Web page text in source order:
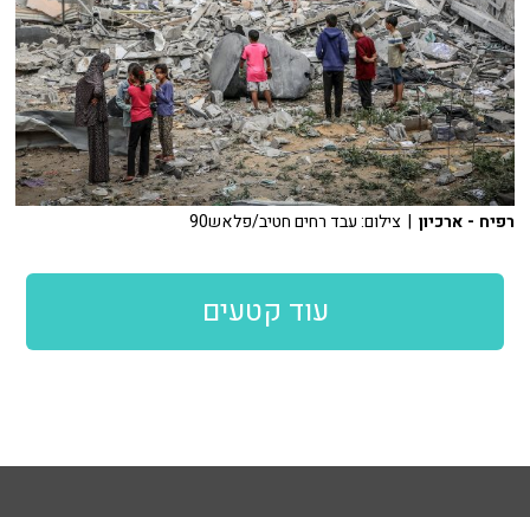
רפיח - ארכיון | צילום: עבד רחים חטיב/פלאש90
עוד קטעים